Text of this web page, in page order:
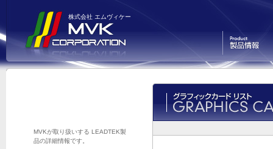
株式会社 エムヴィケー
MVKが取り扱いする LEADTEK製
品の詳細情報です。